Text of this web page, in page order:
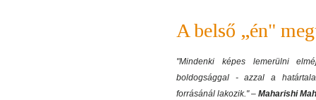
A belső „én"
"Mindenki képes lemerülni
boldogsággal - azzal a
forrásánál lakozik." – Maharishi